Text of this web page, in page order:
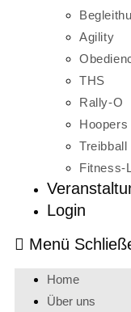
Agility
THS
Rally-O
Hoopers
Treibball
Fitness-
Login
Menü
Home
Über uns